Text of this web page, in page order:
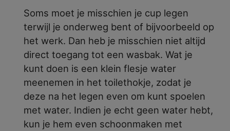
Soms moet je misschien je cup legen
terwijl je onderweg bent of bijvoorbeeld op
het werk. Dan heb je misschien niet altijd
direct toegang tot een wasbak. Wat je
kunt doen is een klein flesje water
meenemen in het toilethokje, zodat je
deze na het legen even om kunt spoelen
met water. Indien je echt geen water hebt,
kun je hem even schoonmaken met